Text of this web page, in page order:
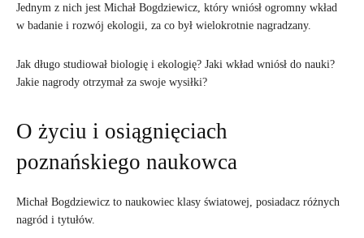
Jednym z nich jest Michał Bogdziewicz, który wniósł ogromny wkład
w badanie i rozwój ekologii, za co był wielokrotnie nagradzany.
Jak długo studiował biologię i ekologię? Jaki wkład wniósł do nauki?
Jakie nagrody otrzymał za swoje wysiłki?
O życiu i osiągnięciach
poznańskiego naukowca
Michał Bogdziewicz to naukowiec klasy światowej, posiadacz różnych
nagród i tytułów.